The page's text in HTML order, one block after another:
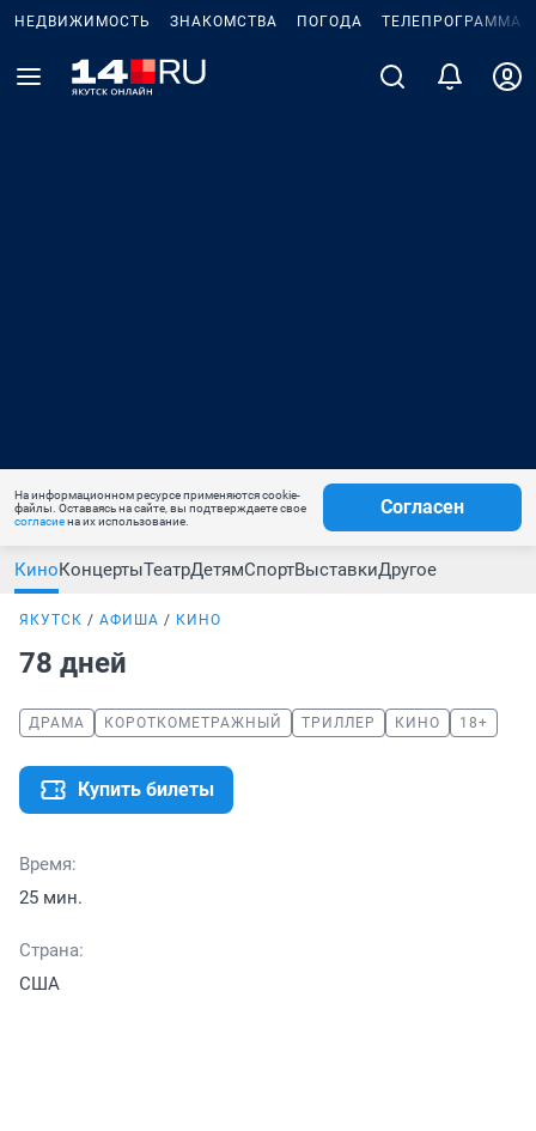
НЕДВИЖИМОСТЬ ЗНАКОМСТВА ПОГОДА ТЕЛЕПРОГРАММА
На информационном ресурсе применяются cookie-
файлы. Оставаясь на сайте, вы подтверждаете свое
согласиена их использование.
Согласен
КиноКонцертыТеатрДетямСпортВыставкиДругое
ЯКУТСК АФИША КИНО
78 дней
ДРАМА КОРОТКОМЕТРАЖНЫЙ ТРИЛЛЕР КИНО 18+
Купить билеты
Время:
25 мин.
Страна:
США